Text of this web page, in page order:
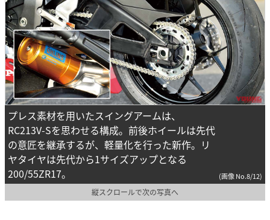
プレス素材を用いたスイングアームは、
RC213V-Sを思わせる構成。前後ホイールは先代
の意匠を継承するが、軽量化を行った新作。リ
ヤタイヤは先代から1サイズアップとなる
200/55ZR17。
(画像 No.8/12)
縦スクロールで次の写真へ